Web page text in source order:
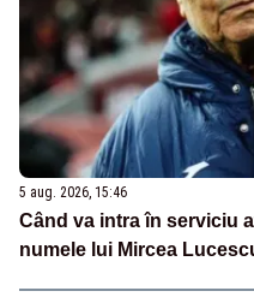
5 aug. 2026, 15:46
Când va intra în serviciu
numele lui Mircea